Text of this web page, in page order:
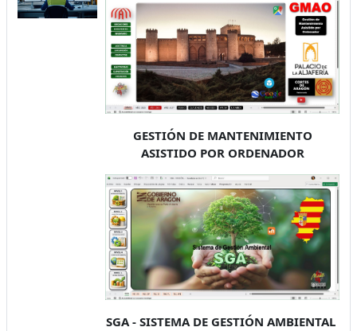
GESTIÓN DE MANTENIMIENTO
ASISTIDO POR ORDENADOR
SGA - SISTEMA DE GESTIÓN AMBIENTAL